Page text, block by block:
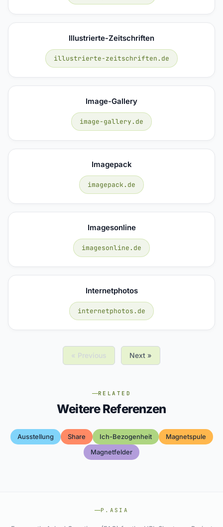
Illustrierte-Zeitschriften
illustrierte-zeitschriften.de
Image-Gallery
image-gallery.de
Imagepack
imagepack.de
Imagesonline
imagesonline.de
Internetphotos
internetphotos.de
« Previous Next »
RELATED
Weitere Referenzen
Ausstellung Share Ich-Bezogenheit
Magnetspule
Magnetfelder
P.ASIA